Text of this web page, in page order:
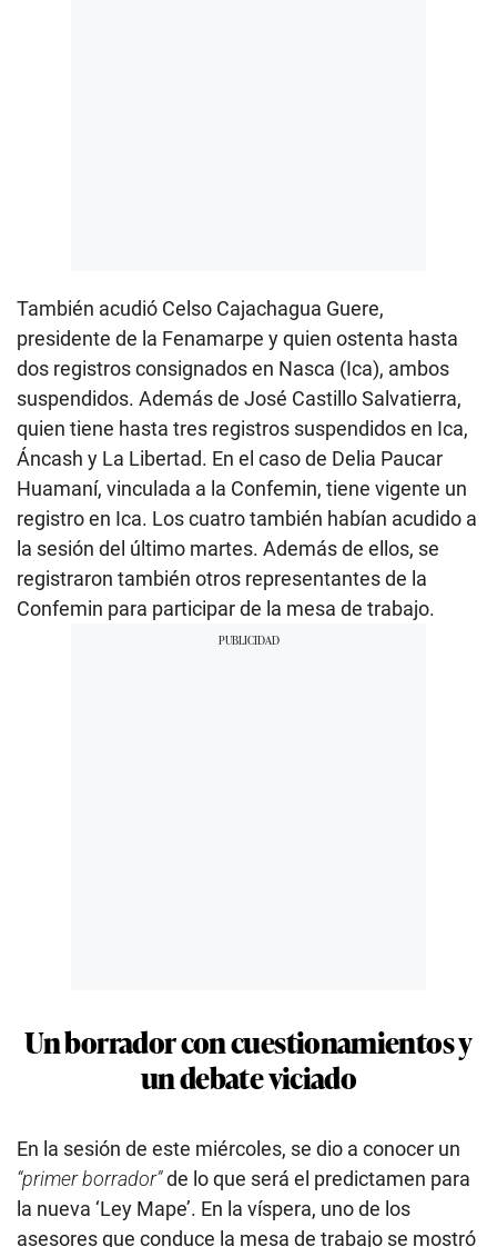
También acudió Celso Cajachagua Guere,
presidente de la Fenamarpe y quien ostenta hasta
dos registros consignados en Nasca (Ica), ambos
suspendidos. Además de José Castillo Salvatierra,
quien tiene hasta tres registros suspendidos en Ica,
Áncash y La Libertad. En el caso de Delia Paucar
Huamaní, vinculada a la Confemin, tiene vigente un
registro en Ica. Los cuatro también habían acudido a
la sesión del último martes. Además de ellos, se
registraron también otros representantes de la
Confemin para participar de la mesa de trabajo.
Un borrador con cuestionamientos y
un debate viciado
En la sesión de este miércoles, se dio a conocer un
“primer borrador”de lo que será el predictamen para
la nueva ‘Ley Mape’. En la víspera, uno de los
asesores que conduce la mesa de trabajo se mostró